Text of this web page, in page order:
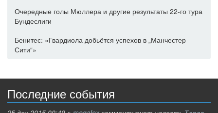
Очередные голы Мюллера и другие результаты 22-го тура
Бундеслиги
Бенитес: «Гвардиола добьётся успехов в „Манчестер
Сити“»
Последние события